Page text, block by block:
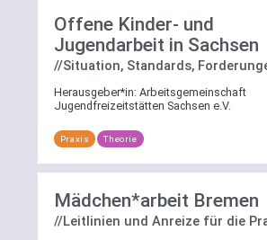
Offene Kinder- und
Jugendarbeit in Sachsen
//Situation, Standards,
Herausgeber*in: Arbeitsgemeinschaft
Jugendfreizeitstätten Sachsen e.V.
Praxis Theorie
Mädchen*arbeit Bremen
//Leitlinien und Anreize für die